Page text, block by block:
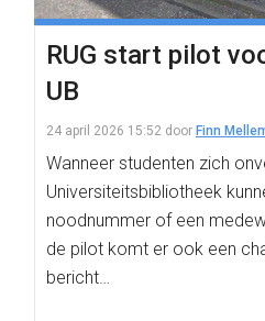
RUG start pilot
UB
24 april 2026 15:52 door Finn
Wanneer studenten zich
Universiteitsbibliotheek
noodnummer of een
de pilot komt er ook een
bericht…